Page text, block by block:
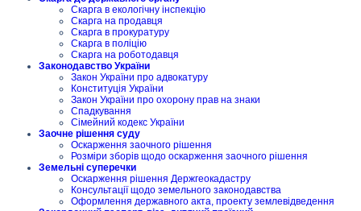
Скарга в екологічну інспекцію
Скарга на продавця
Скарга в прокуратуру
Скарга в поліцію
Скарга на роботодавця
Законодавство України
Закон України про адвокатуру
Конституція України
Закон України про охорону прав на знаки
Спадкування
Сімейний кодекс України
Заочне рішення суду
Оскарження заочного рішення
Розміри зборів щодо оскарження заочного рішення
Земельні суперечки
Оскарження рішення Держгеокадастру
Консультації щодо земельного законодавства
Оформлення державного акта, проекту землевідведення